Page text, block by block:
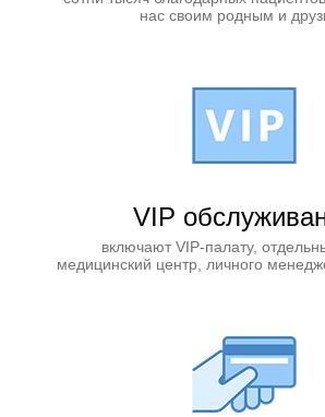
нас своим родным и
VIP
включают VIP-палату,
медицинский центр, личного